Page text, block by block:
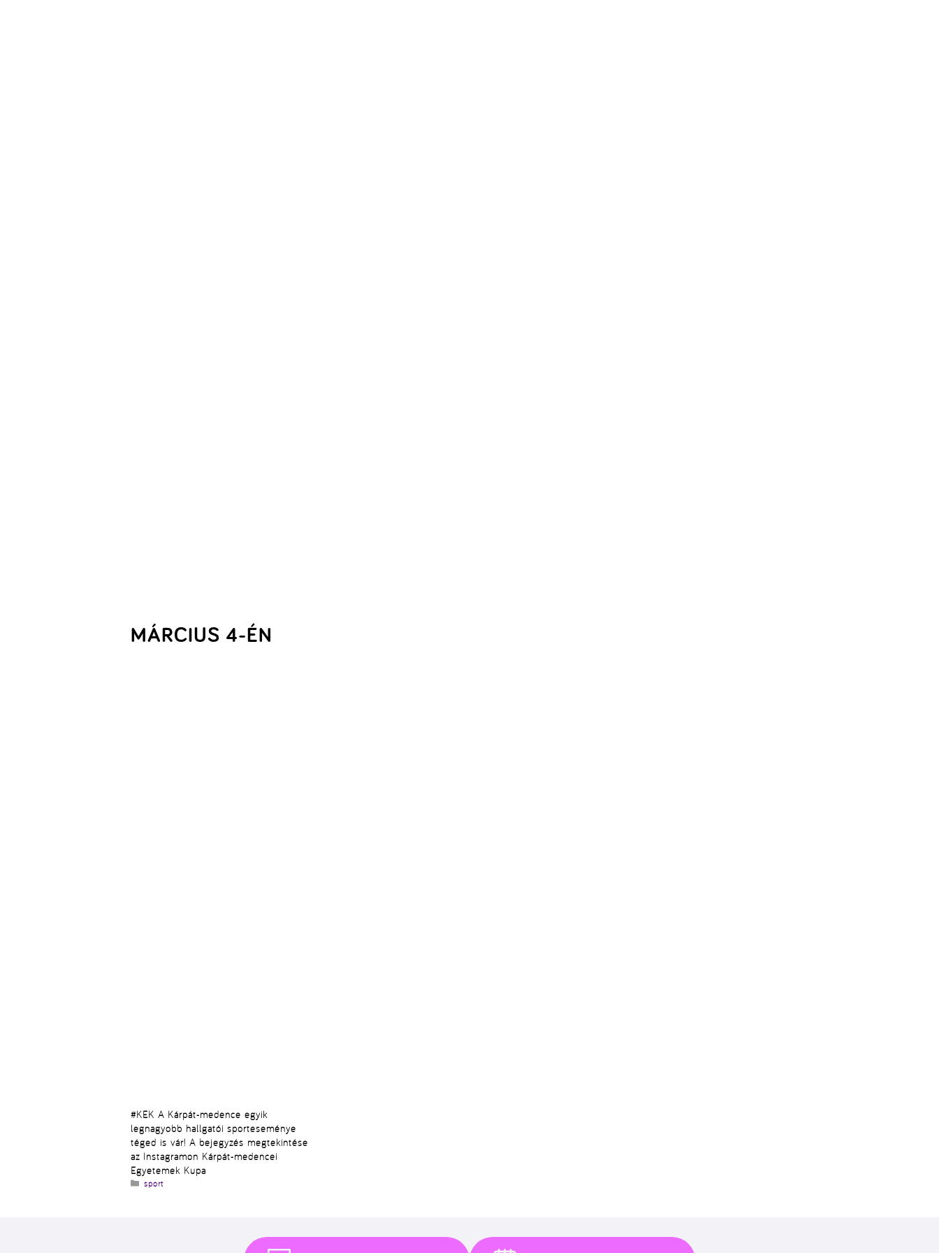
MÁRCIUS 4-ÉN
#KEK A Kárpát-medence egyik
legnagyobb hallgatói sporteseménye
téged is vár! A bejegyzés megtekintése
az Instagramon Kárpát-medencei
Egyetemek Kupa
Kategória
sport